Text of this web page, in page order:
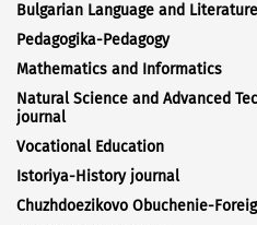
Bulgarian Language and Literature
Pedagogika-Pedagogy
Mathematics and Informatics
Natural Science and Advanced
journal
Vocational Education
Istoriya-History journal
Chuzhdoezikovo Obuchenie-